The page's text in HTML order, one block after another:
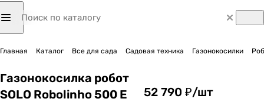
Главная Каталог Все для сада Садовая техника Газонокосилки
Газонокосилка робот
SOLO Robolinho 500 E
52 790 ₽/шт